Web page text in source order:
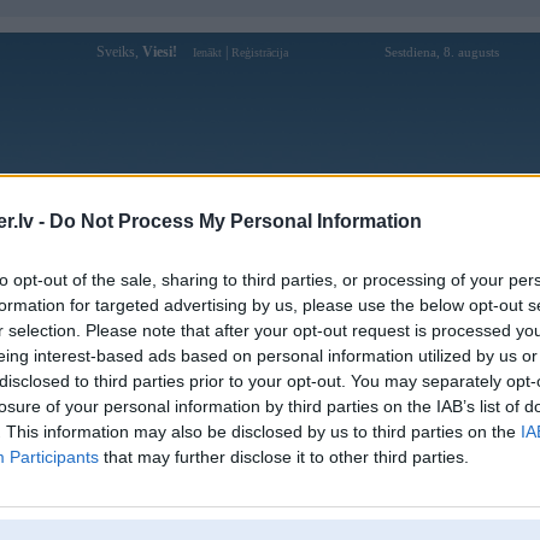
- Do Not Process My Personal Information
opt-out of the sale, sharing to third parties, or processing of your
for targeted advertising by us, please use the below opt-out
selection. Please note that after your opt-out request is processed
interest-based ads based on personal information utilized by us
to third parties prior to your opt-out. You may separately
of your personal information by third parties on the IAB’s list of
This information may also be disclosed by us to third parties on the
Participants that may further disclose it to other third parties.
Sveiks, Viesi! Ienākt Reģistrācija Sestdiena, 8. augusts
Forums Galerijas Reģistrācija Lietotāji
Lietotāja alo8shopping profils
Lietotājvārds:
alo8shopping
Ziņojumi forumā:
0
Pēdējie ziņojumi forumā